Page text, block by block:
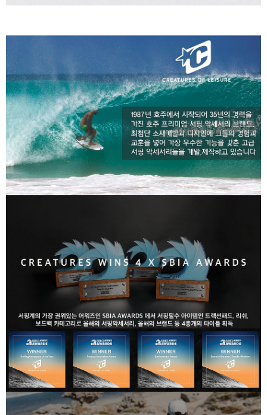
라이프 하세요!